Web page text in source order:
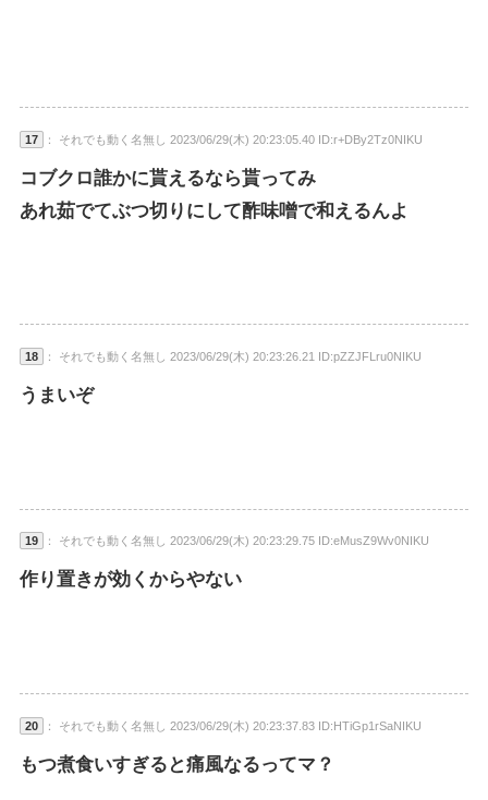
17 ： それでも動く名無し 2023/06/29(木) 20:23:05.40 ID:r+DBy2Tz0NIKU
コブクロ誰かに貰えるなら貰ってみ
あれ茹でてぶつ切りにして酢味噌で和えるんよ
18 ： それでも動く名無し 2023/06/29(木) 20:23:26.21 ID:pZZJFLru0NIKU
うまいぞ
19 ： それでも動く名無し 2023/06/29(木) 20:23:29.75 ID:eMusZ9Wv0NIKU
作り置きが効くからやない
20 ： それでも動く名無し 2023/06/29(木) 20:23:37.83 ID:HTiGp1rSaNIKU
もつ煮食いすぎると痛風なるってマ？